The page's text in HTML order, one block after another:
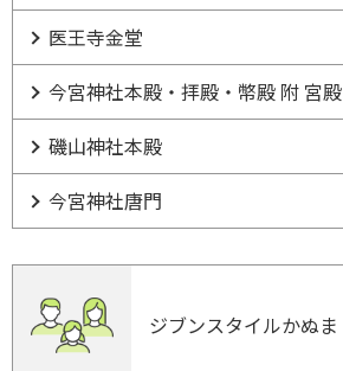
医王寺金堂
今宮神社本殿・拝殿・幣殿 附 宮殿
磯山神社本殿
今宮神社唐門
ジブンスタイルかぬま